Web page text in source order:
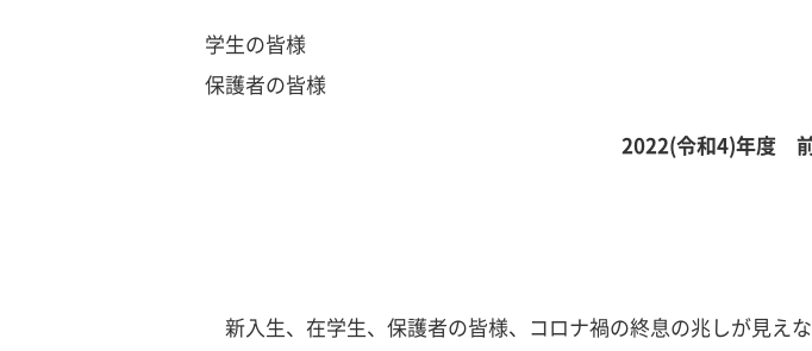
学生の皆様
保護者の皆様
2022(令和4)年度
新入生、在学生、保護者の皆様、コロナ禍の終息の兆しが見え